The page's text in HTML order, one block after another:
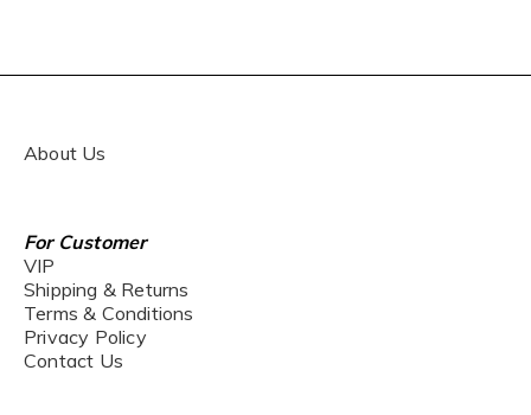
About Us
For Customer
VIP
Shipping & Returns
Terms & Conditions
Privacy Policy
Contact Us